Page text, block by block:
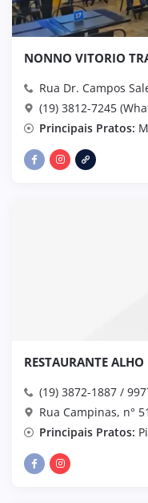
NONNO VITORIO
Rua Dr. Campos
(19) 3812-7245
Principais Pratos:
RESTAURANTE ALHO
(19) 3872-1887 /
Rua Campinas, n°
Principais Pratos: